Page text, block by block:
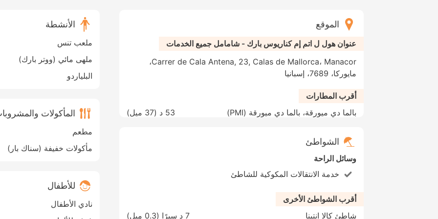
الموقع
عنوان هول ل اتم إم كناريوس بارك - شامامل جميع الخدمات
Carrer de Cala Antena, 23, Calas de Mallorca، Manacor،
مايوركا، 7689، إسبانيا
أقرب المطارات
بالما دي ميورقة، بالما دي ميورقة (PMI)
53 د ( 37 ميل )
الشواطئ
وسائل الراحة
خدمة الانتقالات المكوكية للشاطئ
أقرب الشواطئ الأخرى
شاطئ كالا انتينا
7 د سيرًا (0.3 ميل)
الأنشطة
ملعب تنس
ملهى مائي (ووتر بارك)
البلياردو
المأكولات
مطعم
مأكولات خفيفة (سناك بار)
للأطفال
نادي الأطفال